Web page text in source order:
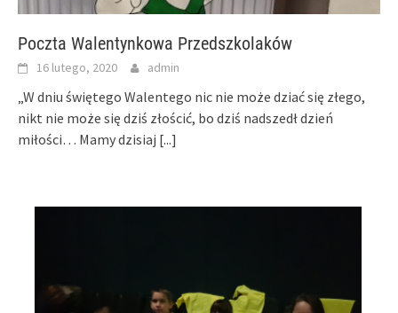
Poczta Walentynkowa Przedszkolaków
16 lutego, 2020 admin
„W dniu świętego Walentego nic nie może dziać się złego,
nikt nie może się dziś złościć, bo dziś nadszedł dzień
miłości… Mamy dzisiaj [...]